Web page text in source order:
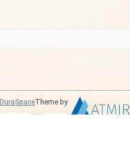
DuraSpaceTheme by